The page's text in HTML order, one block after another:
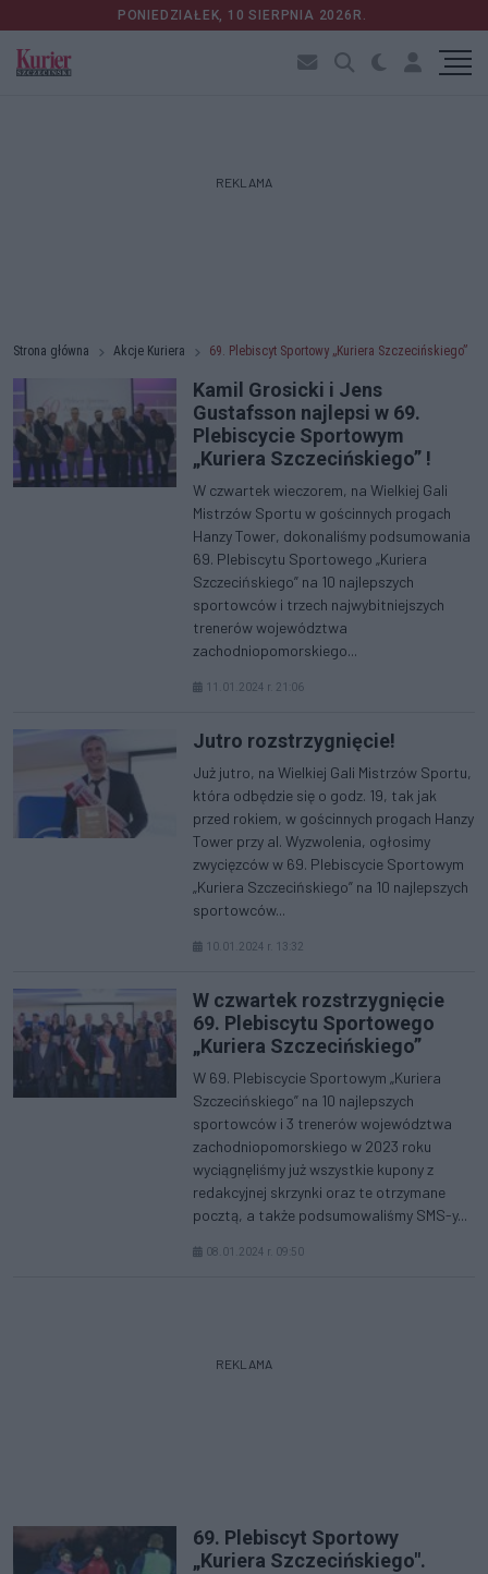
PONIEDZIAŁEK, 10 SIERPNIA 2026R.
REKLAMA
Strona główna Akcje Kuriera 69. Plebiscyt Sportowy „Kuriera Szczecińskiego”
Kamil Grosicki i Jens
Gustafsson najlepsi w 69.
Plebiscycie Sportowym
„Kuriera Szczecińskiego” !
W czwartek wieczorem, na Wielkiej Gali
Mistrzów Sportu w gościnnych progach
Hanzy Tower, dokonaliśmy podsumowania
69. Plebiscytu Sportowego „Kuriera
Szczecińskiego” na 10 najlepszych
sportowców i trzech najwybitniejszych
trenerów województwa
zachodniopomorskiego...
11.01.2024 r. 21:06
Jutro rozstrzygnięcie!
Już jutro, na Wielkiej Gali Mistrzów Sportu,
która odbędzie się o godz. 19, tak jak
przed rokiem, w gościnnych progach Hanzy
Tower przy al. Wyzwolenia, ogłosimy
zwycięzców w 69. Plebiscycie Sportowym
„Kuriera Szczecińskiego” na 10 najlepszych
sportowców...
10.01.2024 r. 13:32
W czwartek rozstrzygnięcie
69. Plebiscytu Sportowego
„Kuriera Szczecińskiego”
W 69. Plebiscycie Sportowym „Kuriera
Szczecińskiego” na 10 najlepszych
sportowców i 3 trenerów województwa
zachodniopomorskiego w 2023 roku
wyciągnęliśmy już wszystkie kupony z
redakcyjnej skrzynki oraz te otrzymane
pocztą, a także podsumowaliśmy SMS-y...
08.01.2024 r. 09:50
REKLAMA
69. Plebiscyt Sportowy
„Kuriera Szczecińskiego".